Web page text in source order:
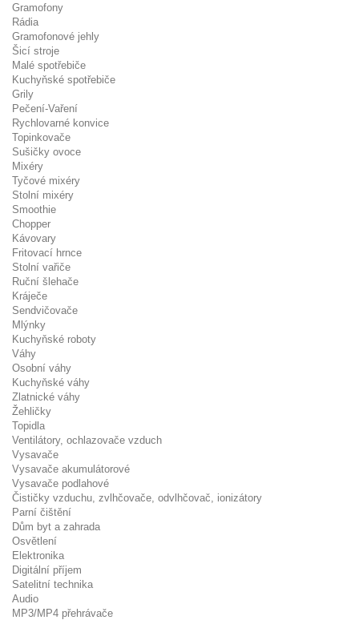
Gramofony
Rádia
Gramofonové jehly
Šicí stroje
Malé spotřebiče
Kuchyňské spotřebiče
Grily
Pečení-Vaření
Rychlovarné konvice
Topinkovače
Sušičky ovoce
Mixéry
Tyčové mixéry
Stolní mixéry
Smoothie
Chopper
Kávovary
Fritovací hrnce
Stolní vařiče
Ruční šlehače
Kráječe
Sendvičovače
Mlýnky
Kuchyňské roboty
Váhy
Osobní váhy
Kuchyňské váhy
Zlatnické váhy
Žehličky
Topidla
Ventilátory, ochlazovače vzduch
Vysavače
Vysavače akumulátorové
Vysavače podlahové
Čističky vzduchu, zvlhčovače, odvlhčovač, ionizátory
Parní čištění
Dům byt a zahrada
Osvětlení
Elektronika
Digitální příjem
Satelitní technika
Audio
MP3/MP4 přehrávače